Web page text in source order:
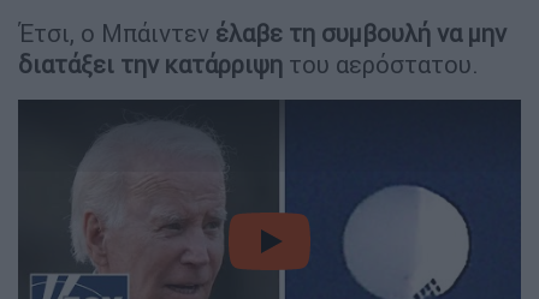
Έτσι, ο Μπάιντεν έλαβε τη συμβουλή να μην
διατάξει την κατάρριψη του αερόστατου.
video